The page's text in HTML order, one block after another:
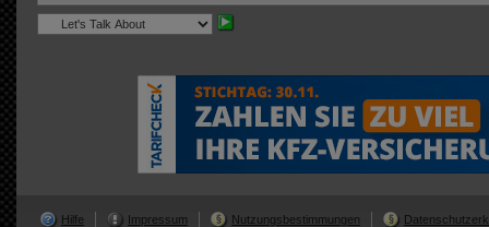
Hilfe Impressum Nutzungsbestimmungen